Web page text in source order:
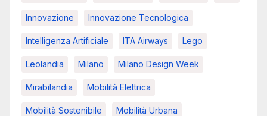
Innovazione Innovazione Tecnologica
Intelligenza Artificiale ITA Airways Lego
Leolandia Milano Milano Design Week
Mirabilandia Mobilità Elettrica
Mobilità Sostenibile Mobilità Urbana